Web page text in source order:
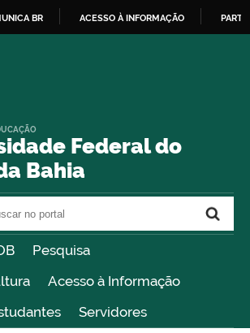
BR ACESSO À INFORMAÇÃO
Federal do
Bahia
Pesquisa
Acesso à Informação
Servidores